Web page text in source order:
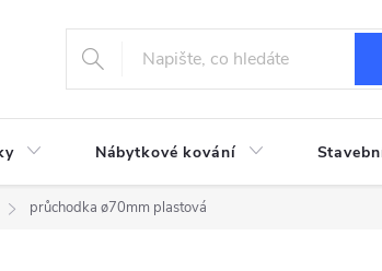
Nábytkové kování
průchodka ø70mm plastová